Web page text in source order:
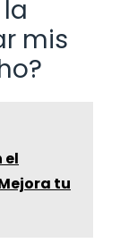
mis
el
tu